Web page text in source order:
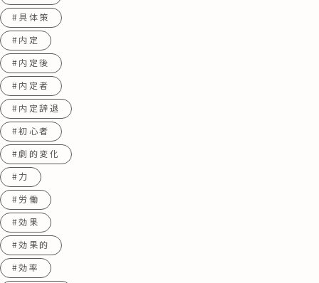
#具体策
#内定
#内定後
#内定者
#内定辞退
#初心者
#劇的変化
#力
#労働
#効果
#効果的
#効率